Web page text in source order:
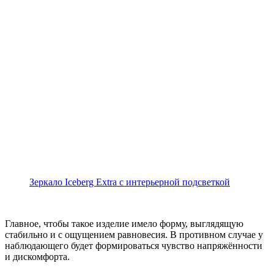
Зеркало Iceberg Extra с интерьерной подсветкой
Главное, чтобы такое изделие имело форму, выглядящую
стабильно и с ощущением равновесия. В противном случае у
наблюдающего будет формироваться чувство напряжённости
и дискомфорта.